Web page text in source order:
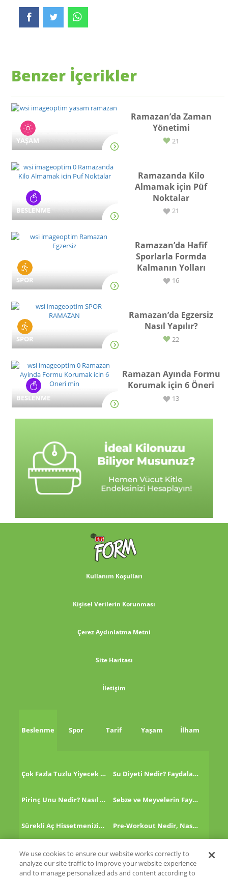
Benzer İçerikler
YAŞAM
Ramazan’da Zaman
Yönetimi
21
BESLENME
Ramazanda Kilo
Almamak için Püf
Noktalar
21
SPOR
Ramazan’da Hafif
Sporlarla Formda
Kalmanın Yolları
16
SPOR
Ramazan’da Egzersiz
Nasıl Yapılır?
22
BESLENME
Ramazan Ayında Formu
Korumak için 6 Öneri
13
Kullanım Koşulları
Kişisel Verilerin Korunması
Çerez Aydınlatma Metni
Site Haritası
İletişim
Beslenme Spor Tarif Yaşam İlham
Çok Fazla Tuzlu Yiyecek Tükettikten Sonra Ne Yapmalı? Su Diyeti Nedir? Faydaları Nelerdir?
Pirinç Unu Nedir? Nasıl Tüketilir? Sebze ve Meyvelerin Faydaları!
Sürekli Aç Hissetmenizin 8 Nedeni! Pre-Workout Nedir, Nasıl Kullanılır?
Kinoa Nedir, Nasıl Tüketilir?
We use cookies to ensure our website works correctly to
analyze our site traffic to improve your website experience
and to manage personalized ads and content according to